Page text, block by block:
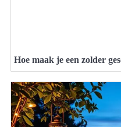
Hoe maak je een zolder